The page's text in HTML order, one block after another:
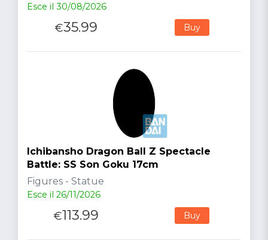
Esce il 30/08/2026
€35.99 Buy
Ichibansho Dragon Ball Z Spectacle
Battle: SS Son Goku 17cm
Figures - Statue
Esce il 26/11/2026
€113.99 Buy